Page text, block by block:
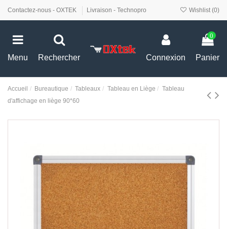
Contactez-nous - OXTEK Livraison - Technopro Wishlist (0)
Menu Rechercher Connexion
0
Panier
Accueil Bureautique Tableaux Tableau en Liège
Tableau
d'affichage en liège 90*60